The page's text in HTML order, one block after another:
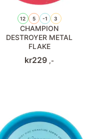
12 5 -1 3
CHAMPION
DESTROYER METAL
FLAKE
kr229 ,-